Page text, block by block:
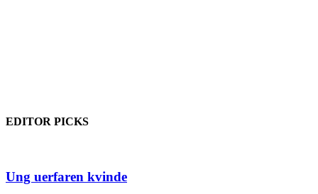
EDITOR PICKS
Ung uerfaren kvinde